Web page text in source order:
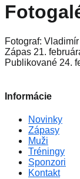
Fotograf:
Zápas 21.
Publikované 24.
Informácie
Novinky
Zápasy
Muži
Tréningy
Sponzori
Kontakt